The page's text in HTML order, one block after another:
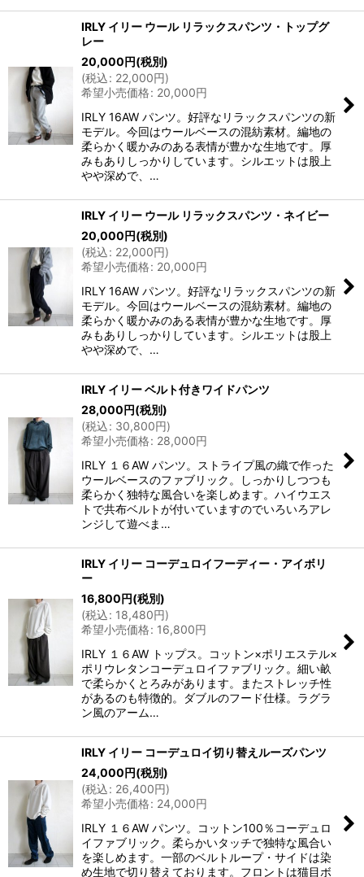
IRLY イリー ウール リラックスパンツ・トップグ
レー
20,000円(税別)
(税込: 22,000円)
希望小売価格: 20,000円
IRLY 16AW パンツ。好評なリラックスパンツの新
モデル。今回はウールベースの混紡素材。編地の
柔らかく暖かみのある表情が豊かな生地です。厚
みもありしっかりしています。シルエットは股上
やや深めで、…
IRLY イリー ウール リラックスパンツ・ネイビー
20,000円(税別)
(税込: 22,000円)
希望小売価格: 20,000円
IRLY 16AW パンツ。好評なリラックスパンツの新
モデル。今回はウールベースの混紡素材。編地の
柔らかく暖かみのある表情が豊かな生地です。厚
みもありしっかりしています。シルエットは股上
やや深めで、…
IRLY イリー ベルト付きワイドパンツ
28,000円(税別)
(税込: 30,800円)
希望小売価格: 28,000円
IRLY １６AW パンツ。ストライプ風の織で作った
ウールベースのファブリック。しっかりしつつも
柔らかく独特な風合いを楽しめます。ハイウエス
トで共布ベルトが付いていますのでいろいろアレ
ンジして遊べま…
IRLY イリー コーデュロイフーディー・アイボリ
ー
16,800円(税別)
(税込: 18,480円)
希望小売価格: 16,800円
IRLY １６AW トップス。コットン×ポリエステル×
ポリウレタンコーデュロイファブリック。細い畝
で柔らかくとろみがあります。またストレッチ性
があるのも特徴的。ダブルのフード仕様。ラグラ
ン風のアーム…
IRLY イリー コーデュロイ切り替えルーズパンツ
24,000円(税別)
(税込: 26,400円)
希望小売価格: 24,000円
IRLY １６AW パンツ。コットン100％コーデュロ
イファブリック。柔らかいタッチで独特な風合い
を楽しめます。一部のベルトループ・サイドは染
め生地で切り替えております。フロントは猫目ボ